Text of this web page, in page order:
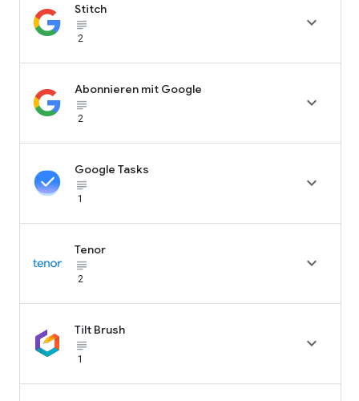
Stitch
subject_black
2

Abonnieren mit Google
subject_black
2

Google Tasks
subject_black
1

Tenor
subject_black
2

Tilt Brush
subject_black
1
